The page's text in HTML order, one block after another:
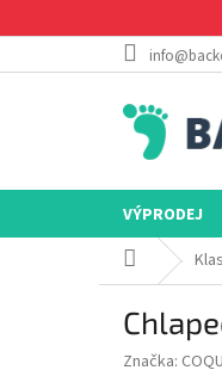
na
VÝPRODEJ
Domů
Značka: